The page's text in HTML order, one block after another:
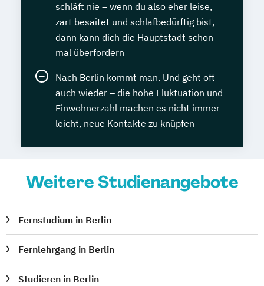
schläft nie – wenn du also eher leise,
zart besaitet und schlafbedürftig bist,
dann kann dich die Hauptstadt schon
mal überfordern
Nach Berlin kommt man. Und geht oft
auch wieder – die hohe Fluktuation und
Einwohnerzahl machen es nicht immer
leicht, neue Kontakte zu knüpfen
Weitere Studienangebote
Fernstudium in Berlin
Fernlehrgang in Berlin
Studieren in Berlin